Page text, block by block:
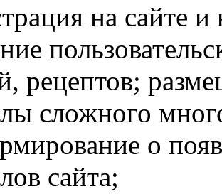
на сайте
рецептов;
сложного
о
сайта;